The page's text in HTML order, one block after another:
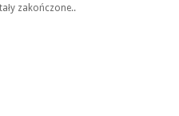
zakończone..